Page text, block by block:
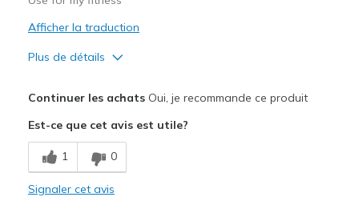
Afficher la traduction
Plus de détails
Breathe Well
Comfortable
Continuer les achatsOui, je recommande ce produit
Est-ce que cet avis est utile?
1 0
Signaler cet avis